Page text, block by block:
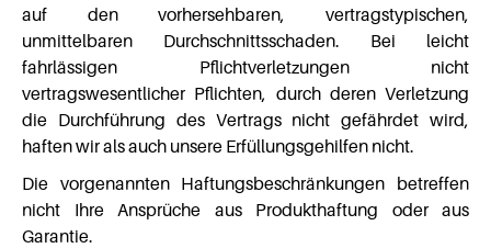
auf den vorhersehbaren, vertragstypischen,
unmittelbaren Durchschnittsschaden. Bei leicht
fahrlässigen Pflichtverletzungen nicht
vertragswesentlicher Pflichten, durch deren Verletzung
die Durchführung des Vertrags nicht gefährdet wird,
haften wir als auch unsere Erfüllungsgehilfen nicht.
Die vorgenannten Haftungsbeschränkungen betreffen
nicht Ihre Ansprüche aus Produkthaftung oder aus
Garantie.